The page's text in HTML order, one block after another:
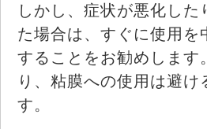
しかし、症状が悪化した
た場合は、すぐに使用を
することをお勧めします
り、粘膜への使用は避
す。